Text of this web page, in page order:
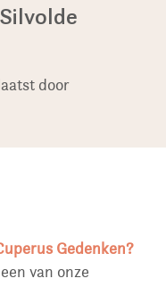
door
Gedenken?
van onze